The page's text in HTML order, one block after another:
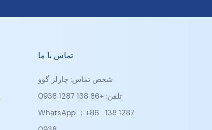
تماس با ما
شخص تماس: چارلز گوو
تلفن: +86 138 1287 0938
WhatsApp ：+86 138 1287